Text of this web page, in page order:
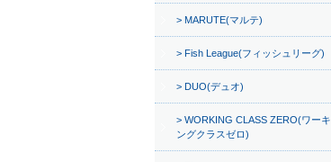
MARUTE(マルテ)
Fish League(フィッシュリーグ)
DUO(デュオ)
WORKING CLASS ZERO(ワーキ
ングクラスゼロ)